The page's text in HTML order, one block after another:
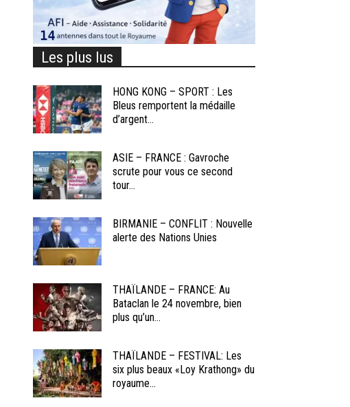
Les plus lus
HONG KONG – SPORT : Les
Bleus remportent la médaille
d’argent...
ASIE – FRANCE : Gavroche
scrute pour vous ce second
tour...
BIRMANIE – CONFLIT : Nouvelle
alerte des Nations Unies
THAÏLANDE – FRANCE: Au
Bataclan le 24 novembre, bien
plus qu’un...
THAÏLANDE – FESTIVAL: Les
six plus beaux «Loy Krathong» du
royaume...